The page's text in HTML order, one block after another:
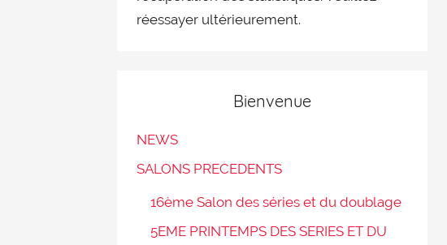
réessayer ultérieurement.
Bienvenue
NEWS
SALONS PRECEDENTS
16ème Salon des séries et du doublage
5EME PRINTEMPS DES SERIES ET DU